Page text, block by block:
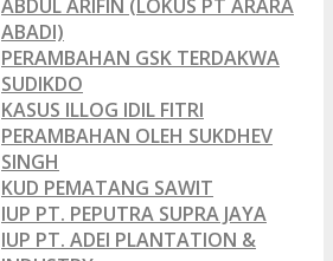
ABDUL ARIFIN (LOKUS PT ARARA
ABADI)
PERAMBAHAN GSK TERDAKWA
SUDIKDO
KASUS ILLOG IDIL FITRI
PERAMBAHAN OLEH SUKDHEV
SINGH
KUD PEMATANG SAWIT
IUP PT. PEPUTRA SUPRA JAYA
IUP PT. ADEI PLANTATION &